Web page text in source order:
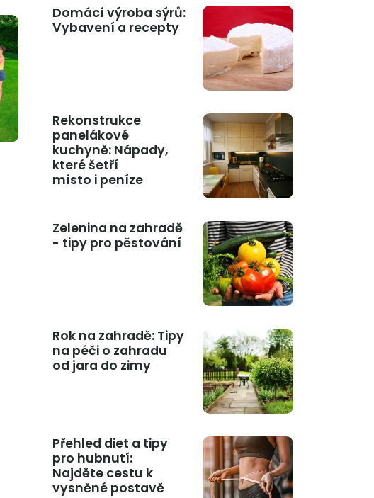
Domácí výroba sýrů:
Vybavení a recepty
Rekonstrukce
panelákové
kuchyně: Nápady,
které šetří
místo i peníze
Zelenina na zahradě
- tipy pro pěstování
Rok na zahradě: Tipy
na péči o zahradu
od jara do zimy
Přehled diet a tipy
pro hubnutí:
Najděte cestu k
vysněné postavě